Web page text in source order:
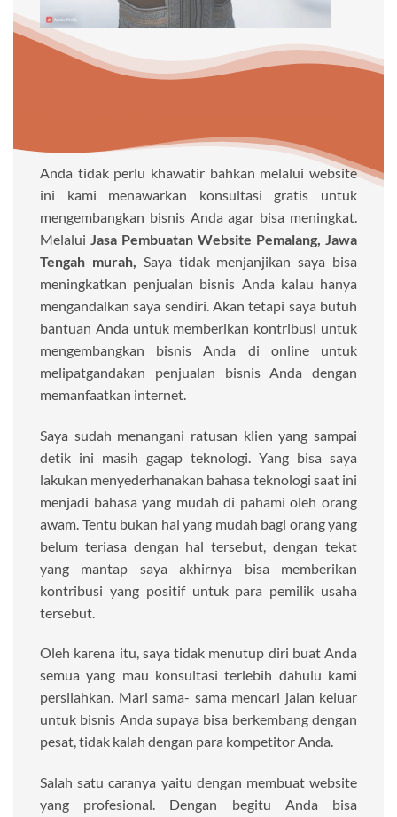
Anda tidak perlu khawatir bahkan melalui website
ini kami menawarkan konsultasi gratis untuk
mengembangkan bisnis Anda agar bisa meningkat.
Melalui Jasa Pembuatan Website Pemalang, Jawa
Tengah murah, Saya tidak menjanjikan saya bisa
meningkatkan penjualan bisnis Anda kalau hanya
mengandalkan saya sendiri. Akan tetapi saya butuh
bantuan Anda untuk memberikan kontribusi untuk
mengembangkan bisnis Anda di online untuk
melipatgandakan penjualan bisnis Anda dengan
memanfaatkan internet.
Saya sudah menangani ratusan klien yang sampai
detik ini masih gagap teknologi. Yang bisa saya
lakukan menyederhanakan bahasa teknologi saat ini
menjadi bahasa yang mudah di pahami oleh orang
awam. Tentu bukan hal yang mudah bagi orang yang
belum teriasa dengan hal tersebut, dengan tekat
yang mantap saya akhirnya bisa memberikan
kontribusi yang positif untuk para pemilik usaha
tersebut.
Oleh karena itu, saya tidak menutup diri buat Anda
semua yang mau konsultasi terlebih dahulu kami
persilahkan. Mari sama- sama mencari jalan keluar
untuk bisnis Anda supaya bisa berkembang dengan
pesat, tidak kalah dengan para kompetitor Anda.
Salah satu caranya yaitu dengan membuat website
yang profesional. Dengan begitu Anda bisa